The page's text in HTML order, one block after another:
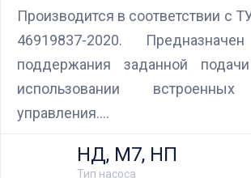
Производится в соответствии с
46919837-2020.
поддержания заданной
использовании встроенных
управления.
Блок управления Ареоматик
любыми насосами российских и
Тип насоса
НД, М7, НП